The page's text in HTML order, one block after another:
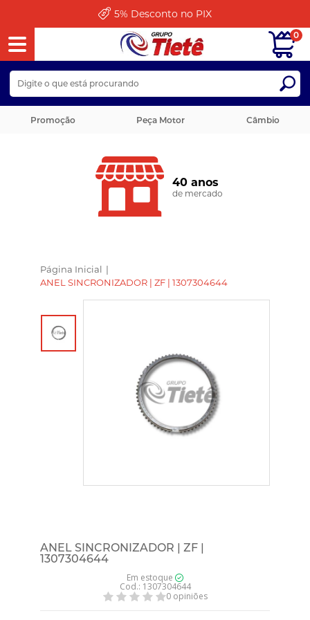
5% Desconto no PIX
Promoção Peça Motor Câmbio
0
40 anos
de mercado
Página Inicial |
ANEL SINCRONIZADOR | ZF | 1307304644
ANEL SINCRONIZADOR | ZF |
1307304644
Em estoque
Cod.: 1307304644
0 opiniões